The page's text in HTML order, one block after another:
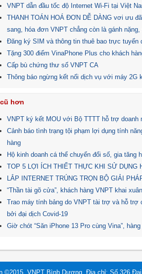
VNPT dẫn đầu tốc độ Internet Wi-Fi tại Việt
THANH TOÁN HOÁ ĐƠN DỄ DÀNG vơi ưu
sang, hóa đơn VNPT chẳng còn là gánh
Đăng ký SIM và thông tin thuê bao trực tuyến
Tặng 300 điểm VinaPhone Plus cho khách
Cấp bù chứng thư số VNPT CA
Thông báo ngừng kết nối dịch vụ với máy 2G
hơn
VNPT ký kết MOU với Bộ TTTT hỗ trợ doanh
Cảnh báo tình trạng tội phạm lợi dụng tính
hàng
Hộ kinh doanh cá thể chuyển đổi số, gia tăng
TOP 5 LỢI ÍCH THIẾT THỰC KHI SỬ
LẮP INTERNET TRÚNG TRỌN BỘ GIẢI
“Thần tài gõ cửa”, khách hàng VNPT khai
Trao máy tính bảng do VNPT tài trợ và hỗ
bởi đại dịch Covid-19
Giờ chót “Săn iPhone 13 Pro cùng Vina”,
©2015. VNPT Bình Dương. Địa chỉ: Số 326